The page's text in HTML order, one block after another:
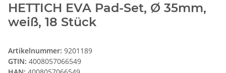
HETTICH EVA Pad-Set, Ø 35mm,
weiß, 18 Stück
Artikelnummer: 9201189
GTIN: 4008057066549